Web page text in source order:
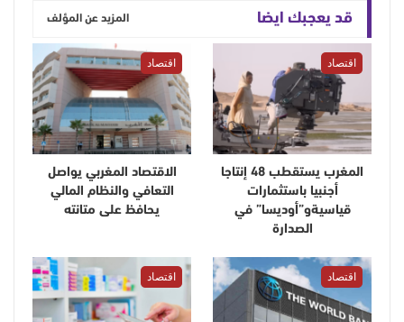
قد يعجبك ايضا المزيد عن المؤلف
اقتصاد
المغرب يستقطب 48 إنتاجا
أجنبيا باستثمارات
قياسيةو”أوديسا” في
الصدارة
اقتصاد
الاقتصاد المغربي يواصل
التعافي والنظام المالي
يحافظ على متانته
اقتصاد اقتصاد